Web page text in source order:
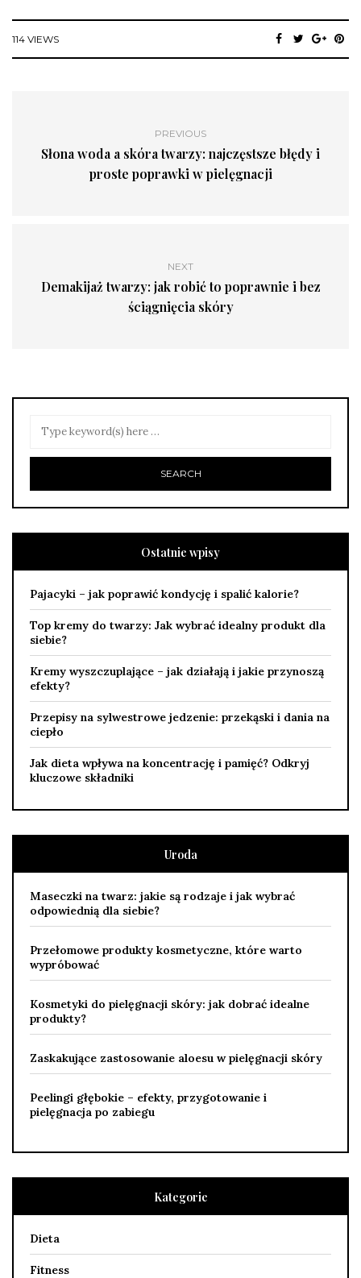
114 VIEWS
PREVIOUS
Słona woda a skóra twarzy: najczęstsze błędy i
proste poprawki w pielęgnacji
NEXT
Demakijaż twarzy: jak robić to poprawnie i bez
ściągnięcia skóry
Ostatnie wpisy
Pajacyki – jak poprawić kondycję i spalić kalorie?
Top kremy do twarzy: Jak wybrać idealny produkt dla
siebie?
Kremy wyszczuplające – jak działają i jakie przynoszą
efekty?
Przepisy na sylwestrowe jedzenie: przekąski i dania na
ciepło
Jak dieta wpływa na koncentrację i pamięć? Odkryj
kluczowe składniki
Uroda
Maseczki na twarz: jakie są rodzaje i jak wybrać
odpowiednią dla siebie?
Przełomowe produkty kosmetyczne, które warto
wypróbować
Kosmetyki do pielęgnacji skóry: jak dobrać idealne
produkty?
Zaskakujące zastosowanie aloesu w pielęgnacji skóry
Peelingi głębokie – efekty, przygotowanie i
pielęgnacja po zabiegu
Kategorie
Dieta
Fitness